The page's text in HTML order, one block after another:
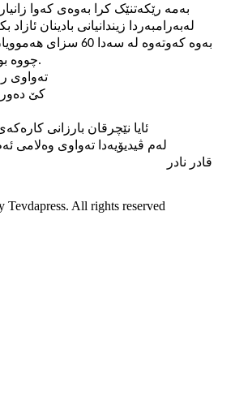
بەمە رێکەتنێک کرا بەوەی کەوا
لەبەرامبەردا زیندانیانی بادینان ئازاد
بەوە کەوتەوە لە سەدا
چووە بورای جێبەجێکردنەوە.
تەواوی
کێ
ئایا نێچرقان بارزانی
لەم ڤیدیۆیەدا تەواوی وەلامی
قادر نادر
All rights reserved